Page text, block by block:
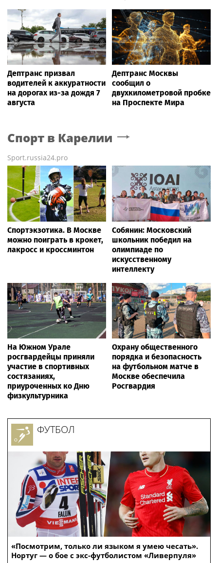
Дептранс призвал
водителей к аккуратности
на дорогах из-за дождя 7
августа
Дептранс Москвы
сообщил о
двухкилометровой пробке
на Проспекте Мира
Спорт в Карелии
Sport.russia24.pro
Спортэкзотика. В Москве
можно поиграть в крокет,
лакросс и кроссминтон
Собянин: Московский
школьник победил на
олимпиаде по
искусственному
интеллекту
На Южном Урале
росгвардейцы приняли
участие в спортивных
состязаниях,
приуроченных ко Дню
физкультурника
Охрану общественного
порядка и безопасность
на футбольном матче в
Москве обеспечила
Росгвардия
«Посмотрим, только ли языком я умею чесать».
Нортуг — о бое с экс-футболистом «Ливерпуля»
ФУТБОЛ